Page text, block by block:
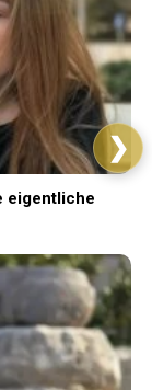
eigentliche
❯